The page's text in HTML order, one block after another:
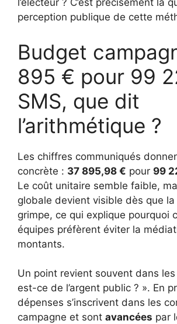
l’électeur ? C’est précisément là
perception publique de cette
Budget
895 € pour 99
SMS, que dit
l’arithmétique ?
Les chiffres communiqués
concrète : 37 895,98 € pour 99
Le coût unitaire semble faible,
globale devient visible dès que
grimpe, ce qui explique pourquoi
équipes préfèrent éviter la
montants.
Un point revient souvent dans
est-ce de l’argent public ? ». En
dépenses s’inscrivent dans les
campagne et sont avancées par